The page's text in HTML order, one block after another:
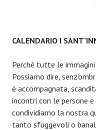
CALENDARIO I
Perché tutte le
Possiamo dire,
è accompagnata,
incontri con le persone
condividiamo la nostra
tanto sfuggevoli o